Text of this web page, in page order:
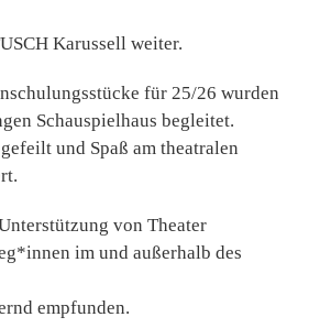
Karussell weiter.
für 25/26 wurden
Schauspielhaus begleitet.
und Spaß am theatralen
von Theater
im und außerhalb des
empfunden.